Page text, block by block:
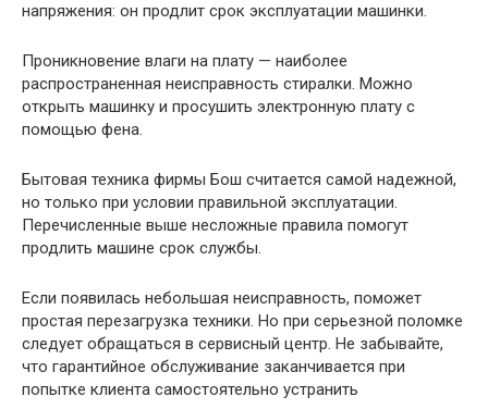
напряжения: он продлит срок эксплуатации машинки.
Проникновение влаги на плату — наиболее
распространенная неисправность стиралки. Можно
открыть машинку и просушить электронную плату с
помощью фена.
Бытовая техника фирмы Бош считается самой надежной,
но только при условии правильной эксплуатации.
Перечисленные выше несложные правила помогут
продлить машине срок службы.
Если появилась небольшая неисправность, поможет
простая перезагрузка техники. Но при серьезной поломке
следует обращаться в сервисный центр. Не забывайте,
что гарантийное обслуживание заканчивается при
попытке клиента самостоятельно устранить